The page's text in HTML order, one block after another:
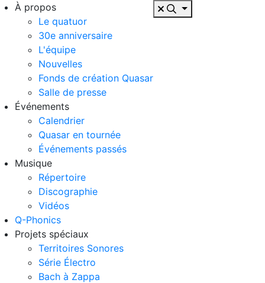
À propos
Le quatuor
30e anniversaire
L'équipe
Nouvelles
Fonds de création Quasar
Salle de presse
Événements
Calendrier
Quasar en tournée
Événements passés
Musique
Répertoire
Discographie
Vidéos
Q-Phonics
Projets spéciaux
Territoires Sonores
Série Électro
Bach à Zappa